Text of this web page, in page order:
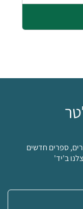
ספרים חדשים
ב'יד'